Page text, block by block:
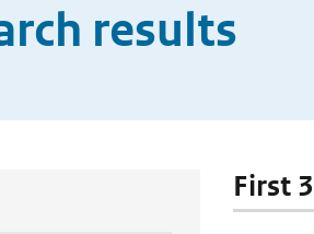
results
First